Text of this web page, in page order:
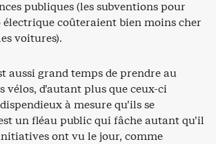
publiques (les subventions pour
électrique coûteraient bien moins cher
voitures).
aussi grand temps de prendre au
vélos, d’autant plus que ceux-ci
à mesure qu’ils se
un fléau public qui fâche autant qu’il
ont vu le jour, comme